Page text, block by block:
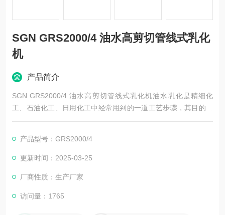
SGN GRS2000/4 油水高剪切管线式乳化
机
产品简介
SGN GRS2000/4 油水高剪切管线式乳化机油水乳化是精细化
工、石油化工、日用化工中经常用到的一道工艺步骤，其目的是
使得油与水这两种互不相溶液相进行***为均匀充分的混合，常用
产品型号：GRS2000/4
更新时间：2025-03-25
厂商性质：生产厂家
访问量：1765